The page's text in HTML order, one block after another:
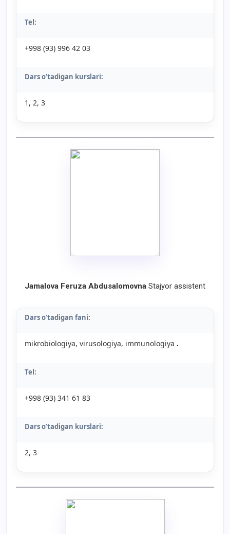
Tel:
+998 (93) 996 42 03
Dars o’tadigan kurslari:
1, 2, 3
Jamalova Feruza Abdusalomovna Stajyor assistent
Dars o’tadigan fani:
mikrobiologiya, virusologiya, immunologiya .
Tel:
+998 (93) 341 61 83
Dars o’tadigan kurslari:
2, 3